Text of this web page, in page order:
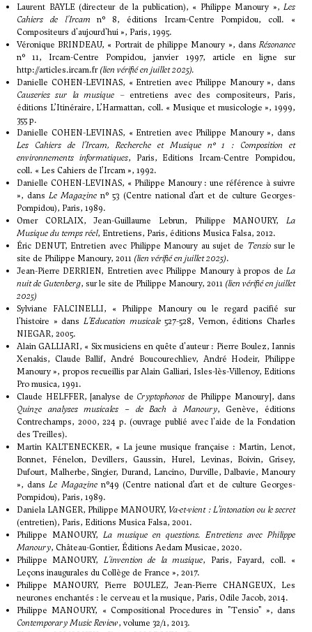
Laurent BAYLE (directeur de la publication), « Philippe Manoury », Les
Cahiers de l'Ircam n° 8, éditions Ircam-Centre Pompidou, coll. «
Compositeurs d'aujourd'hui », Paris, 1995.
Véronique BRINDEAU, « Portrait de philippe Manoury », dans Résonance
n° 11, Ircam-Centre Pompidou, janvier 1997, article en ligne sur
http://articles.ircam.fr (lien vérifié en juillet 2025).
Danielle COHEN-LEVINAS, « Entretien avec Philippe Manoury », dans
Causeries sur la musique – entretiens avec des compositeurs, Paris,
éditions L’Itinéraire, L’Harmattan, coll. « Musique et musicologie », 1999,
355 p.
Danielle COHEN-LEVINAS, « Entretien avec Philippe Manoury », dans
Les Cahiers de l’Ircam, Recherche et Musique n° 1 : Composition et
environnements informatiques, Paris, Editions Ircam-Centre Pompidou,
coll. « Les Cahiers de l’Ircam », 1992.
Danielle COHEN-LEVINAS, « Philippe Manoury : une référence à suivre
», dansLe Magazine n° 53 (Centre national d’art et de culture Georges-
Pompidou), Paris, 1989.
Omer CORLAIX, Jean-Guillaume Lebrun, Philippe MANOURY, La
Musique du temps réel, Entretiens, Paris, éditions Musica Falsa, 2012.
Éric DENUT, Entretien avec Philippe Manoury au sujet de Tensiosurle
site de Philippe Manoury, 2011 (lien vérifié en juillet 2025).
Jean-Pierre DERRIEN, Entretien avec Philippe Manoury à propos de La
nuit de Gutenberg, surle site de Philippe Manoury, 2011 (lien vérifié en juillet
2025)
Sylviane FALCINELLI, « Philippe Manoury ou le regard pacifié sur
l'histoire » dans L’Education musicale527-528, Vernon, éditions Charles
NIEGAR, 2005.
Alain GALLIARI, « Six musiciens en quête d'auteur : Pierre Boulez, Iannis
Xenakis, Claude Ballif, André Boucourechliev, André Hodeir, Philippe
Manoury », propos recueillis par Alain Galliari, Isles-lès-Villenoy, Editions
Pro musica, 1991.
Claude HELFFER, [analyse de Cryptophonos de Philippe Manoury], dans
Quinze analyses musicales – de Bach à Manoury, Genève, éditions
Contrechamps, 2000, 224 p. (ouvrage publié avec l'aide de la Fondation
des Treilles).
Martin KALTENECKER, « La jeune musique française : Martin, Lenot,
Bonnet, Fénelon, Devillers, Gaussin, Hurel, Levinas, Boivin, Grisey,
Dufourt, Malherbe, Singier, Durand, Lancino, Durville, Dalbavie, Manoury
», dansLe Magazinen°49 (Centre national d’art et de culture Georges-
Pompidou), Paris, 1989.
Daniela LANGER, Philippe MANOURY, Va-et-vient : L’intonation ou le secret
(entretien), Paris, Editions Musica Falsa, 2001.
Philippe MANOURY, La musique en questions. Entretiens avec Philippe
Manoury, Château-Gontier, Éditions Aedam Musicae, 2020.
Philippe MANOURY, L'invention de la musique, Paris, Fayard, coll. «
Leçons inaugurales du Collège de France », 2017.
Philippe MANOURY, Pierre BOULEZ, Jean-Pierre CHANGEUX, Les
neurones enchantés : le cerveau et la musique, Paris, Odile Jacob, 2014.
Philippe MANOURY, « Compositional Procedures in "Tensio" », dans
Contemporary Music Review, volume 32/1, 2013.